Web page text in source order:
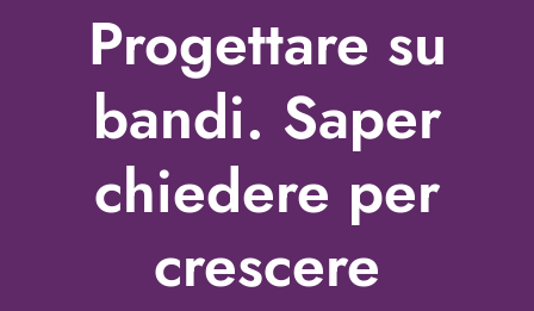
Fundraising Academy
Multimedia
Come contattarci
Progettare su
bandi. Saper
chiedere per
crescere